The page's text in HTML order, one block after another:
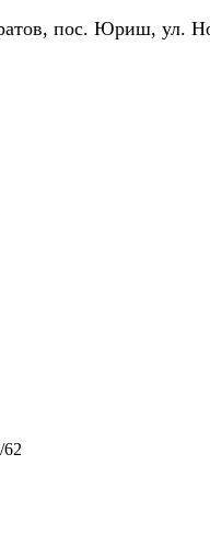
пос. Юриш, ул.
62